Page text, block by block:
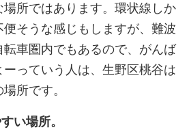
所ではあります。環状線しか
そうな感じもしますが、難波
転車圏内でもあるので、がんば
っていう人は、生野区桃谷は
所です。
い場所。